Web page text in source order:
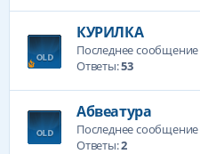
КУРИЛКА
Последнее сообщение
Ответы:53
Абвеатура
Последнее сообщение
Ответы:2